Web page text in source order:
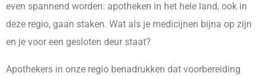
even spannend worden: apotheken in het hele land, ook in
deze regio, gaan staken. Wat als je medicijnen bijna op zijn
en je voor een gesloten deur staat?
Apothekers in onze regio benadrukken dat voorbereiding